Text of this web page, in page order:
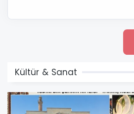
Kültür & Sanat